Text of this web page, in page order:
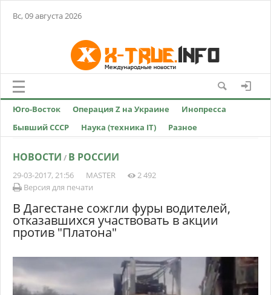
Вс, 09 августа 2026
Юго-Восток Операция Z на Украине
Инопресса
Бывший СССР
Наука (техника IT) Разное
НОВОСТИ / В РОССИИ
29-03-2017, 21:56 MASTER
2 492
Версия для печати
В Дагестане сожгли фуры водителей,
отказавшихся участвовать в акции
против "Платона"